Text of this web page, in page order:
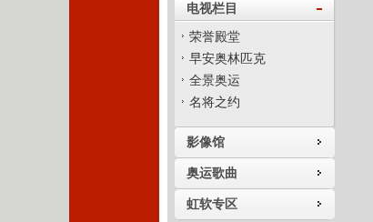
电视栏目
荣誉殿堂
早安奥林匹克
全景奥运
名将之约
影像馆
奥运歌曲
虹软专区